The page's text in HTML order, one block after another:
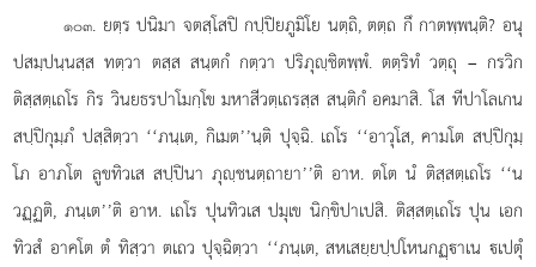
๑๐๓. ยตฺรปนิมา จตสฺโสปิ กปฺปิยภูมิโย นตฺถิ, ตตฺถ กึ กาตพฺพนฺติ? อนุ
ปสมฺปนฺนสฺส ทตฺวา ตสฺส สนฺตกํ กตฺวา ปริภุฺชิตพฺพํ. ตตฺริทํ วตฺถุ – กรวิก
ติสฺสตฺเถโร กิร วินยธรปาโมกฺโข มหาสีวตฺเถรสฺส สนฺติกํ อคมาสิ. โส ทีปาโลเกน
สปฺปิกุมฺภํ ปสฺสิตฺวา ‘‘ภนฺเต, กิเมต’’นฺติ ปุจฺฉิ. เถโร ‘‘อาวุโส, คามโต สปฺปิกุมฺ
โภ อาภโต ลูขทิวเส สปฺปินา ภุฺชนตฺถายา’’ติ อาห. ตโต นํ ติสฺสตฺเถโร ‘‘น
วฏฺฏติ, ภนฺเต’’ติ อาห. เถโร ปุนทิวเส ปมุเข นิกฺขิปาเปสิ. ติสฺสตฺเถโร ปุน เอก
ทิวสํ อาคโต ตํ ทิสฺวา ตเถว ปุจฺฉิตฺวา ‘‘ภนฺเต, สหเสยฺยปฺปโหนกฏฺาเน เปตุํ